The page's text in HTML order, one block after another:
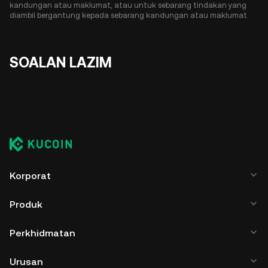
kandungan atau maklumat, atau untuk sebarang tindakan yang
diambil bergantung kepada sebarang kandungan atau maklumat.
SOALAN LAZIM
Korporat
Produk
Perkhidmatan
Urusan